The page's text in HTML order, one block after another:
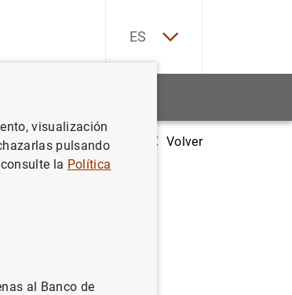
ES
anuales de las empresas no financieras 2023
Volver
visualización
pulsando
la Política
al Banco de